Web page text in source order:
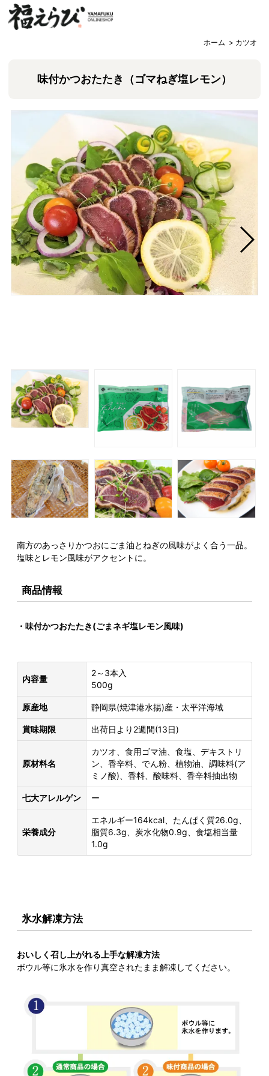
ホーム > カツオ
味付かつおたたき（ゴマねぎ塩レモン）
南方のあっさりかつおにごま油とねぎの風味がよく合う一品。
塩味とレモン風味がアクセントに。
商品情報
・味付かつおたたき(ごまネギ塩レモン風味)
内容量
2～3本入
500g
原産地 静岡県(焼津港水揚)産・太平洋海域
賞味期限 出荷日より2週間(13日)
原材料名
カツオ、食用ゴマ油、食塩、デキストリ
ン、香辛料、でん粉、植物油、調味料(ア
ミノ酸)、香料、酸味料、香辛料抽出物
七大アレルゲン ー
栄養成分
エネルギー164kcal、たんぱく質26.0g、
脂質6.3g、炭水化物0.9g、食塩相当量
1.0g
氷水解凍方法
おいしく召し上がれる上手な解凍方法
ボウル等に氷水を作り真空されたまま解凍してください。